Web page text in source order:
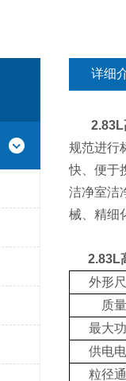
详细
2.83L
规范进行
快、便于
洁净室洁
械、精细
2.83L
外形
质量
最大
供电
粒径